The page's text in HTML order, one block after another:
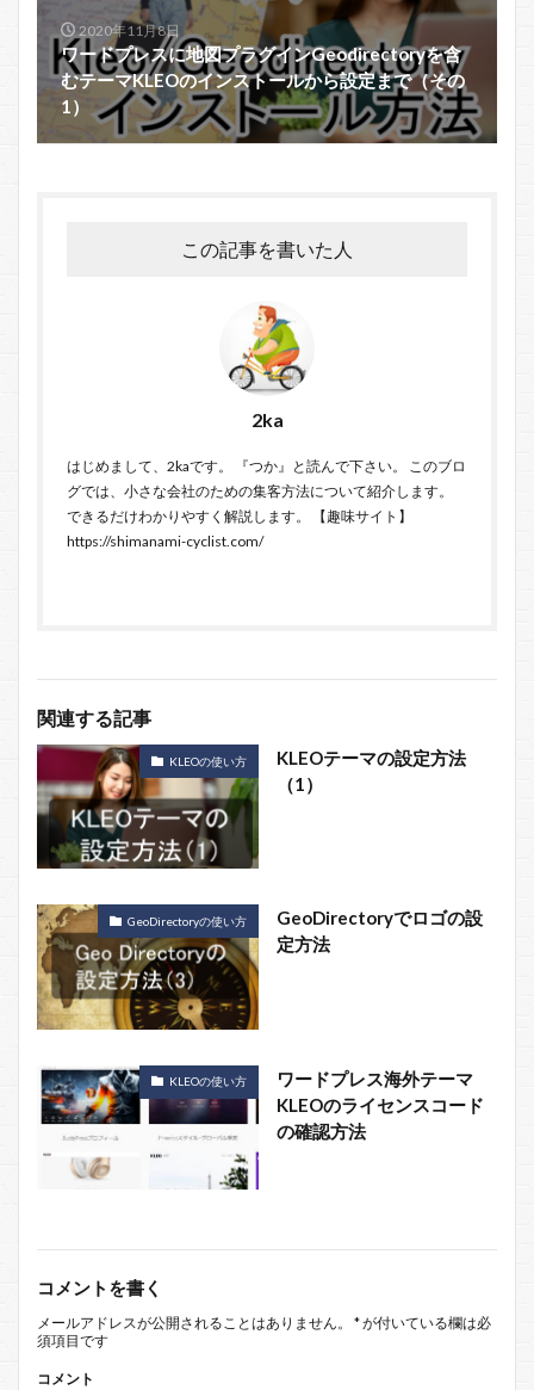
2020年11月8日
ワードプレスに地図プラグインGeodirectoryを含
むテーマKLEOのインストールから設定まで（その
1）
この記事を書いた人
2ka
はじめまして、2kaです。 『つか』と読んで下さい。 このブロ
グでは、小さな会社のための集客方法について紹介します。
できるだけわかりやすく解説します。 【趣味サイト】
https://shimanami-cyclist.com/
関連する記事
KLEOの使い方
KLEOテーマの設定方法
（1）
GeoDirectoryの使い方
GeoDirectoryでロゴの設
定方法
KLEOの使い方
ワードプレス海外テーマ
KLEOのライセンスコード
の確認方法
コメントを書く
メールアドレスが公開されることはありません。 *が付いている欄は必
須項目です
コメント